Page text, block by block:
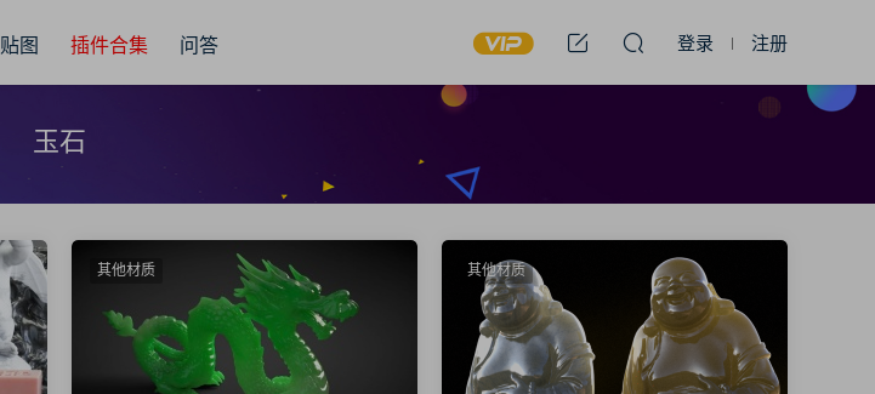
贴图 插件合集 问答 登录 注册
玉石
其他材质 其他材质